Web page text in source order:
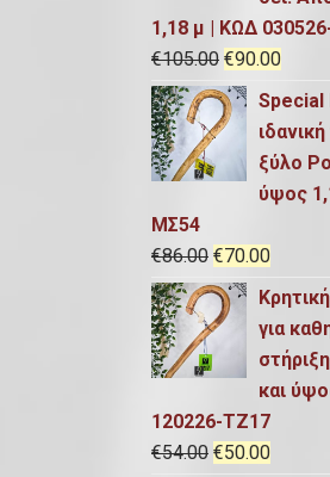
c
e
w
a
s
9
0
.
0
.
ι
μ
ή
ε
ί
ν
α
:
€
8
0
0
.
n
a
p
r
i
w
a
s
:
9
0
ο
υ
σ
α
τ
ι
μ
ε
ί
ν
α
ι
:
€
1,18 μ | ΚΩΔ
€105.00 O
r
i
i
a
l
p
e
w
€90.00Η
έ
α
τ
ι
μ
Special
ξύλο
ύψος
ΜΣ54
€86.00 O
r
i
i
n
a
l
€70.00Η
τ
ο
υ
σ
για
και
120226-ΤΖ17
€54.00 O
€50.00Η